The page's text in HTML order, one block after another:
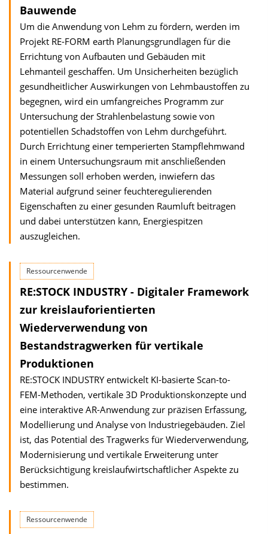
Bauwende
Um die Anwendung von Lehm zu fördern, werden im
Projekt RE-FORM earth Planungsgrundlagen für die
Errichtung von Aufbauten und Gebäuden mit
Lehmanteil geschaffen. Um Unsicherheiten bezüglich
gesundheitlicher Auswirkungen von Lehmbaustoffen zu
begegnen, wird ein umfangreiches Programm zur
Untersuchung der Strahlenbelastung sowie von
potentiellen Schadstoffen von Lehm durchgeführt.
Durch Errichtung einer temperierten Stampflehmwand
in einem Untersuchungsraum mit anschließenden
Messungen soll erhoben werden, inwiefern das
Material aufgrund seiner feuchteregulierenden
Eigenschaften zu einer gesunden Raumluft beitragen
und dabei unterstützen kann, Energiespitzen
auszugleichen.
Ressourcenwende
RE:STOCK INDUSTRY - Digitaler Framework
zur kreislauforientierten
Wiederverwendung von
Bestandstragwerken für vertikale
Produktionen
RE:STOCK INDUSTRY entwickelt KI-basierte Scan-to-
FEM-Methoden, vertikale 3D Produktionskonzepte und
eine interaktive AR-Anwendung zur präzisen Erfassung,
Modellierung und Analyse von Industriegebäuden. Ziel
ist, das Potential des Tragwerks für Wiederverwendung,
Modernisierung und vertikale Erweiterung unter
Berücksichtigung kreislaufwirtschaftlicher Aspekte zu
bestimmen.
Ressourcenwende